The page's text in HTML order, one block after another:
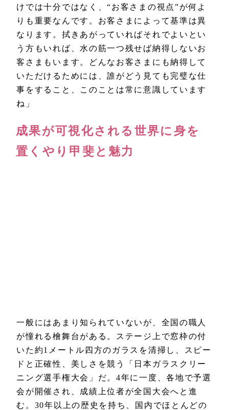
けでは十分ではなく、“お客さまの視点”が何よ
りも重要なんです。お客さまによって基準は異
なります。拭きあがっていればそれでよいとい
う方もいれば、水の筋一つ残せば納得しないお
客さまもいます。どんなお客さまにも納得して
いただけるためには、誰がどう見ても完璧な仕
事をすること、このことは常に意識しています
ね」
成果が可視化される世界に身を
置くやり甲斐と魅力
一般にはあまり知られていないが、全国の職人
が憧れる檜舞台がある。ステージ上で窓枠の付
いた約1メートル四方のガラスを清掃し、スピー
ドと正確性、美しさを競う「日本ガラスクリー
ニング選手権大会」だ。4年に一度、各地で予選
会が開催され、成績上位者が全国大会へと進
む。30年以上の歴史を持ち、国内でほとんどの